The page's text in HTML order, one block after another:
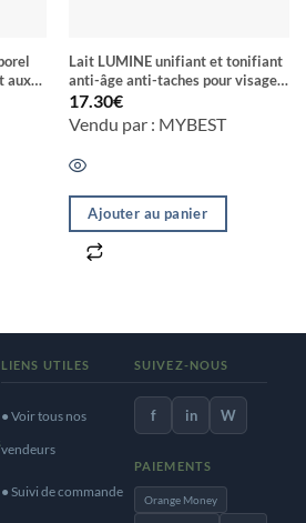
aux
Lait LUMINE unifiant et tonifiant
anti-âge anti-taches pour visage
& corps Half-Cast blanchiment en
7 Jours
17.30€
Vendu par : MYBEST
Ajouter au panier
LIENS UTILES
● Voir tous nos
vendeurs
● Suivi de commande
SUIVEZ-NOUS
f in W
PAIEMENTS
Orange Money